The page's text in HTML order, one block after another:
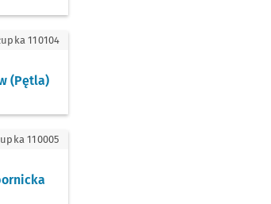
(Pętla)
110104
110005